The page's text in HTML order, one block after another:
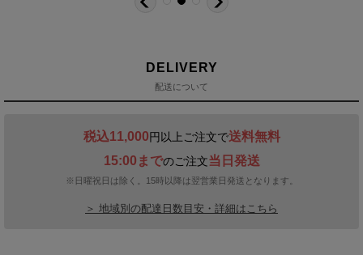
DELIVERY
配送について
税込11,000円以上ご注文で送料無料
15:00までのご注文当日発送
※日曜祝日は除く。15時以降は翌営業日発送となります。
＞ 地域別の配達日数目安・詳細はこちら